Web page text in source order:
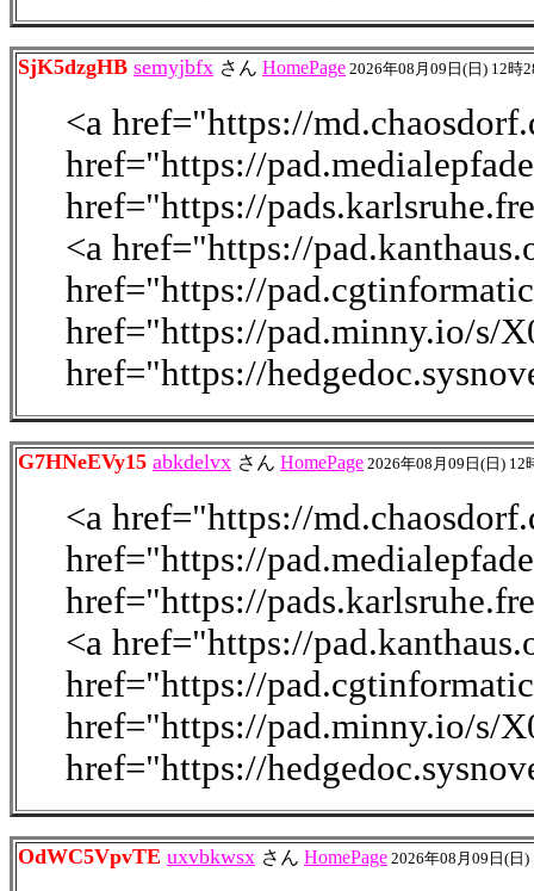
SjK5dzgHB semyjbfx さん HomePage 2026年08月09日(日) 12時
<a href="https://
href="https://
href="https://
<a href="https://
href="https://
href="https://pad.minny.io/s/
href="https://
G7HNeEVy15 abkdelvx さん HomePage 2026年08月09日(日) 12
<a href="https://
href="https://
href="https://
<a href="https://
href="https://
href="https://pad.minny.io/s/
href="https://
OdWC5VpvTE uxvbkwsx さん HomePage 2026年08月09日(日)